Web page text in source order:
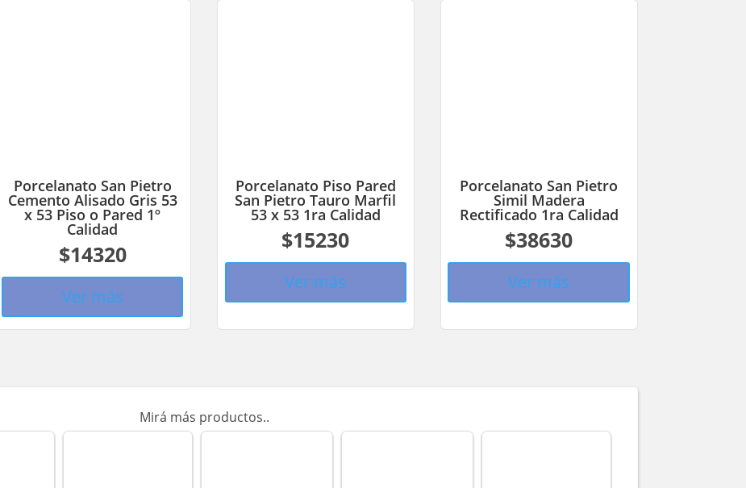
Porcelanato San Pietro
Cemento Alisado Gris 53
x 53 Piso o Pared 1º
Calidad
$14320
Ver más
Porcelanato Piso Pared
San Pietro Tauro Marfil
53 x 53 1ra Calidad
$15230
Ver más
Porcelanato San Pietro
Simil Madera
Rectificado 1ra Calidad
$38630
Ver más
Mirá más productos..